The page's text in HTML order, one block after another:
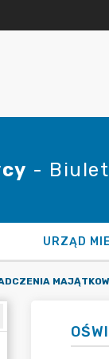
-
URZĄD